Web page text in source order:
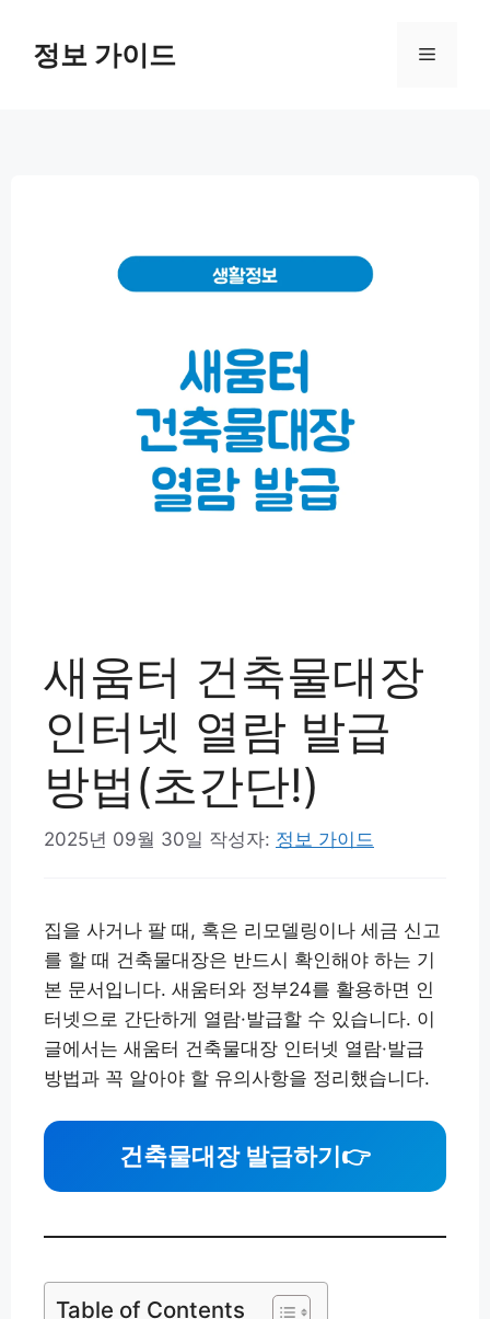
정보 가이드 메
새움터 건축물대장
인터넷 열람 발급
방법(초간단!)
2025년 09월 30일 작성자: 정보 가이드
집을 사거나 팔 때, 혹은 리모델링이나 세금 신고
를 할 때 건축물대장은 반드시 확인해야 하는 기
본 문서입니다. 새움터와 정부24를 활용하면 인
터넷으로 간단하게 열람·발급할 수 있습니다. 이
글에서는 새움터 건축물대장 인터넷 열람·발급
방법과 꼭 알아야 할 유의사항을 정리했습니다.
건축물대장 발급하기👉
Table of Contents